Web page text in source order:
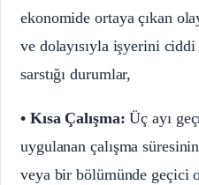
ekonomide ortaya çıkan
ve dolayısıyla işyerini
sarstığı durumlar,
• Kısa Çalışma: Üç ayı
uygulanan çalışma
veya bir bölümünde geçici